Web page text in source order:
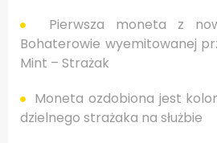
Pierwsza moneta z
Bohaterowie wyemitowanej
Mint – Strażak
Moneta ozdobiona jest
dzielnego strażaka na służbie